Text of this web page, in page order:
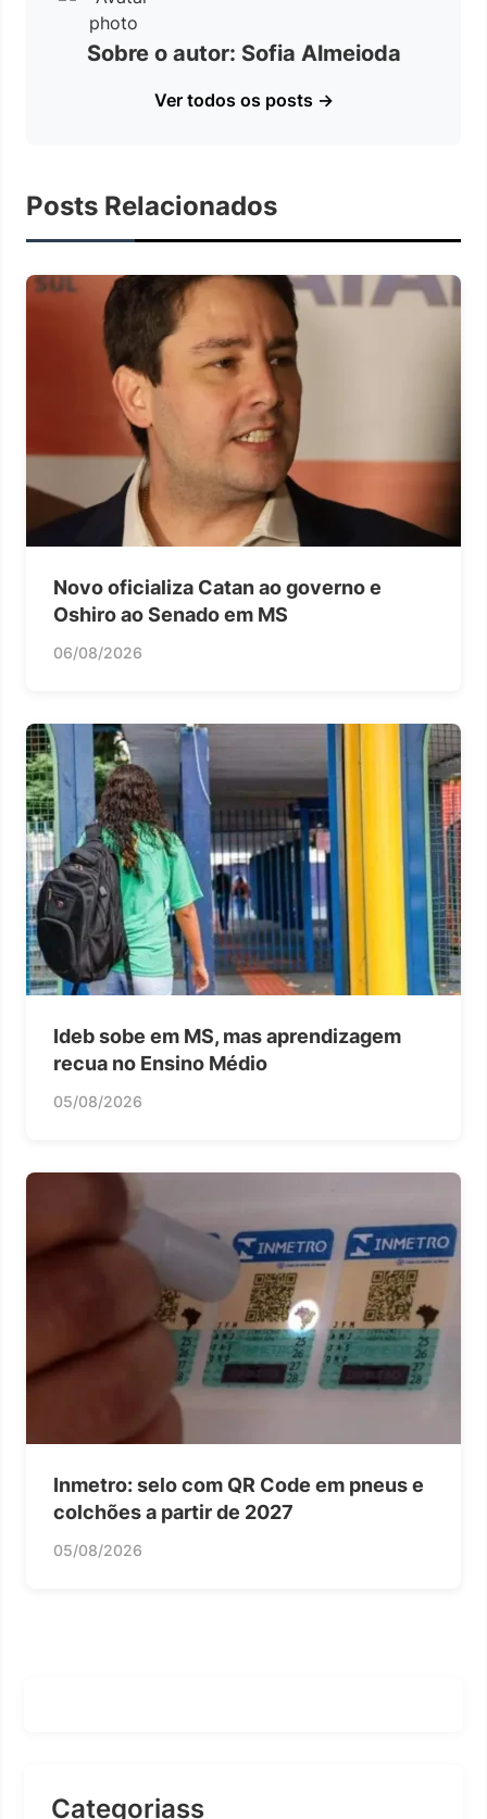
Sobre o autor: Sofia Almeioda
Ver todos os posts →
Posts Relacionados
Novo oficializa Catan ao governo e
Oshiro ao Senado em MS
06/08/2026
Ideb sobe em MS, mas aprendizagem
recua no Ensino Médio
05/08/2026
Inmetro: selo com QR Code em pneus e
colchões a partir de 2027
05/08/2026
Categoriass